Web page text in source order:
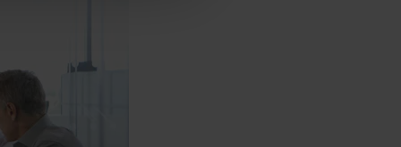
sur l’icône de cookie
cookies et notre
l’identification de la